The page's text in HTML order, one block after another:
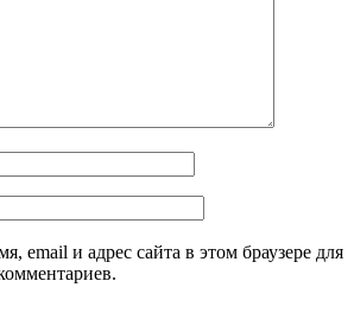
email и адрес сайта в этом браузере для